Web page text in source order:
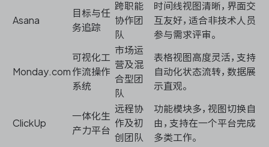
Asana
目标与任
务追踪
跨职能
协作团
队
时间线视图清晰，界面交
互友好，适合非技术人员
参与需求评审。
Monday.com
可视化工
作流操作
系统
市场运
营及混
合型团
队
表格视图高度灵活，支持
自动化状态流转，数据展
示直观。
ClickUp
一体化生
产力平台
远程协
作及初
创团队
功能模块多，视图切换自
由，支持在一个平台完成
多类工作。